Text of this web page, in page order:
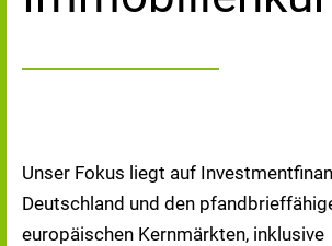
Unser Fokus liegt auf
Deutschland und den
europäischen Kernmärkten, inklusive